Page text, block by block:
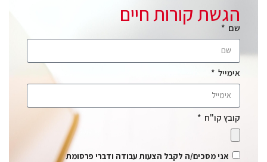
הגשת קורות חיים
שם
אימייל
קובץ קו"ח
אני מסכים/ה לקבל הצעות עבודה ודברי פרסומת